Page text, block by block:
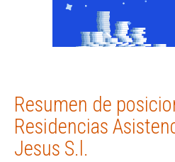
Resumen de
Residencias
Jesus S.l.